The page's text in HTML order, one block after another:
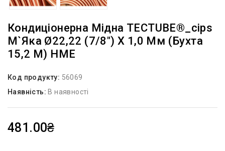
Кондиціонерна Мідна TECTUBE®_cips
М`яка Ø22,22 (7/8″) X 1,0 Мм (бухта
15,2 М) HME
Код продукту: 56069
Наявність: В наявності
481.00₴